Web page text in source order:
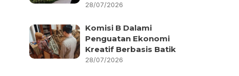
28/07/2026
Komisi B Dalami
Penguatan Ekonomi
Kreatif Berbasis Batik
28/07/2026